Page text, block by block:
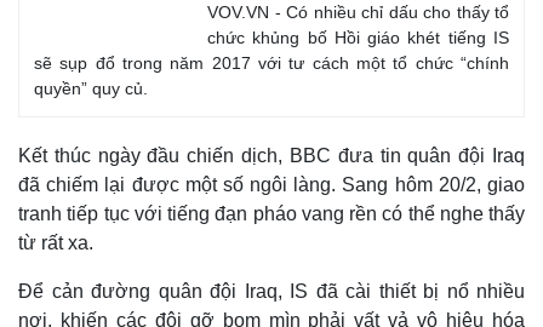
Quan sát
Cuộc sống đó đây
Hồ sơ
Video
Ảnh
E-Magazine
VOV.VN - Có nhiều chỉ dấu cho thấy tổ
chức khủng bố Hồi giáo khét tiếng IS
sẽ sụp đổ trong năm 2017 với tư cách một tổ chức “chính
quyền” quy củ.
Kết thúc ngày đầu chiến dịch, BBC đưa tin quân đội Iraq
đã chiếm lại được một số ngôi làng. Sang hôm 20/2, giao
tranh tiếp tục với tiếng đạn pháo vang rền có thể nghe thấy
từ rất xa.
Để cản đường quân đội Iraq, IS đã cài thiết bị nổ nhiều
nơi, khiến các đội gỡ bom mìn phải vất vả vô hiệu hóa